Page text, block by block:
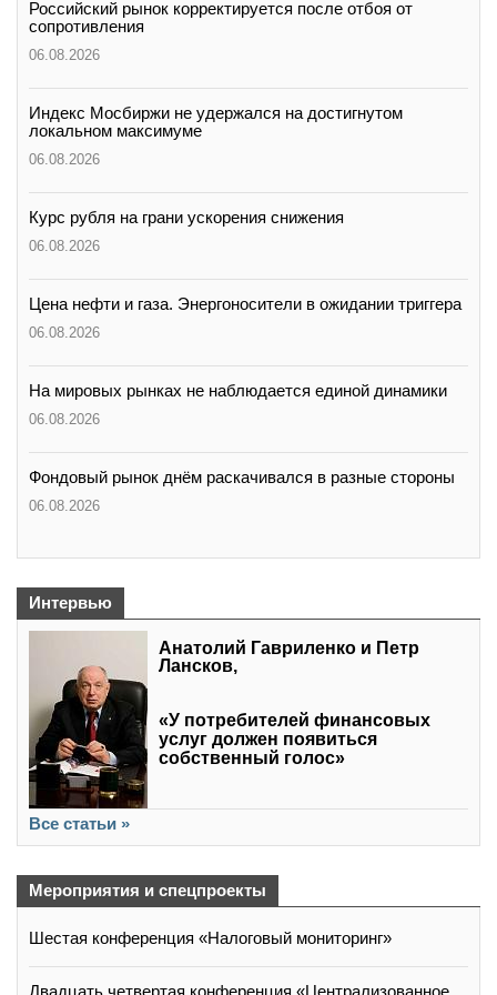
Российский рынок корректируется после отбоя от
сопротивления
06.08.2026
Индекс Мосбиржи не удержался на достигнутом
локальном максимуме
06.08.2026
Курс рубля на грани ускорения снижения
06.08.2026
Цена нефти и газа. Энергоносители в ожидании триггера
06.08.2026
На мировых рынках не наблюдается единой динамики
06.08.2026
Фондовый рынок днём раскачивался в разные стороны
06.08.2026
Интервью
Анатолий Гавриленко и Петр
Лансков,
«У потребителей финансовых
услуг должен появиться
собственный голос»
Все статьи »
Мероприятия и спецпроекты
Шестая конференция «Налоговый мониторинг»
Двадцать четвертая конференция «Централизованное